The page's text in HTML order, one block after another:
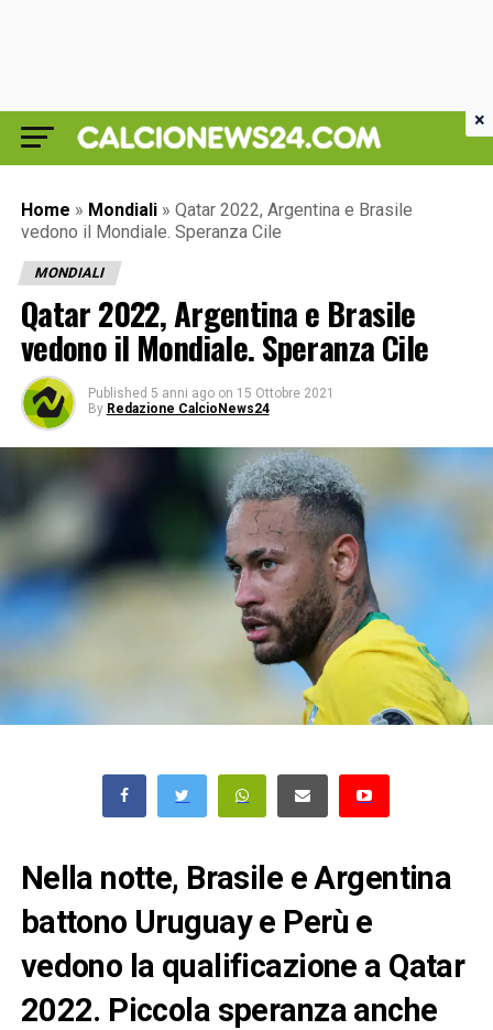
Home » Mondiali » Qatar 2022, Argentina e Brasile
vedono il Mondiale. Speranza Cile
MONDIALI
Qatar 2022, Argentina e Brasile
vedono il Mondiale. Speranza Cile
Published 5 anni ago on 15 Ottobre 2021
By Redazione CalcioNews24
Nella notte, Brasile e Argentina
battono Uruguay e Perù e
vedono la qualificazione a Qatar
2022. Piccola speranza anche
×